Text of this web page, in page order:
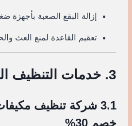
إزالة البقع الصعبة بأجهزة
تعقيم القاعدة لمنع العث
3. خدمات التنظيف المتخصصة
3.1 شركة تنظيف
خصم 30%